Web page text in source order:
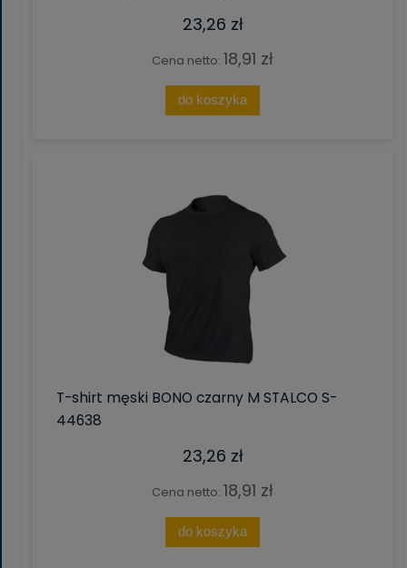
23,26 zł
Cena netto: 18,91 zł
do koszyka
T-shirt męski BONO czarny M STALCO S-
44638
23,26 zł
Cena netto: 18,91 zł
do koszyka